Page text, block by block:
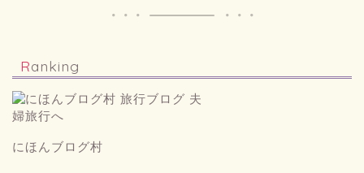
Ranking
にほんブログ村